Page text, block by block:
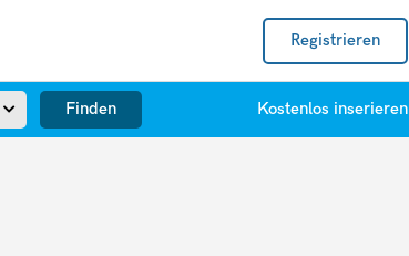
Registrieren
Finden Kostenlos inserieren